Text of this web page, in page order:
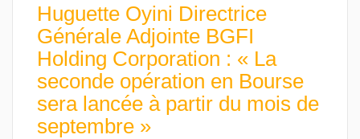
Huguette Oyini Directrice
Générale Adjointe BGFI
Holding Corporation : « La
seconde opération en Bourse
sera lancée à partir du mois de
septembre »